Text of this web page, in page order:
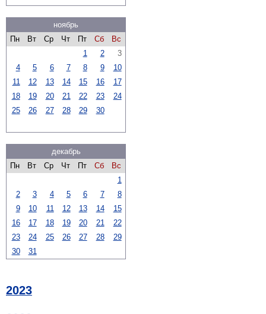
ноябрь
Пн
Вт Ср Чт Пт Сб
Вс
1
2
3
4
5 6 7 8 9
10
11
12 13 14 15 16
17
18
19 20 21 22 23
24
25
26 27 28 29 30
декабрь
Пн
Вт Ср Чт Пт Сб
Вс
1
2
3 4 5 6 7
8
9
10 11 12 13 14
15
16
17 18 19 20 21
22
23
24 25 26 27 28
29
30
31
2023